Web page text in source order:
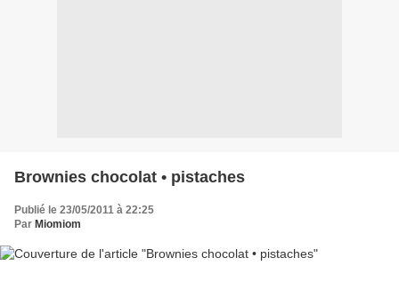
Brownies chocolat • pistaches
Publié le 23/05/2011 à 22:25
Par Miomiom